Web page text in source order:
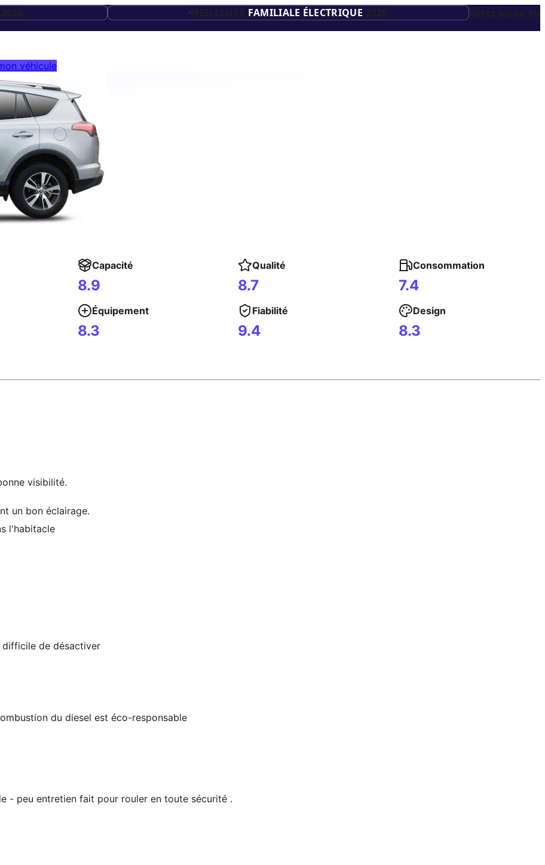
20
26
2026 MEILLEURE FAMILIALE ÉLECTRIQUE 2026 Votez jusqu'au
véhicule
Capacité
8.9
Qualité
8.7
Consommation
7.4
Équipement
8.3
Fiabilité
9.4
Design
8.3
visibilité.
un bon éclairage.
l'habitacle
difficile de désactiver
du diesel est éco-responsable
- peu entretien fait pour rouler en toute sécurité .